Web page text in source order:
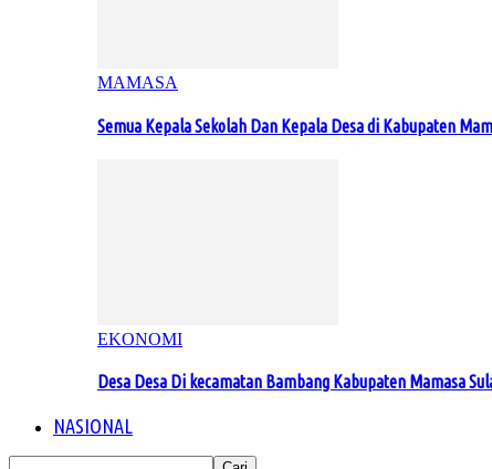
MAMASA
Semua Kepala Sekolah Dan Kepala Desa di Kabupaten
EKONOMI
Desa Desa Di kecamatan Bambang Kabupaten Mamasa
NASIONAL